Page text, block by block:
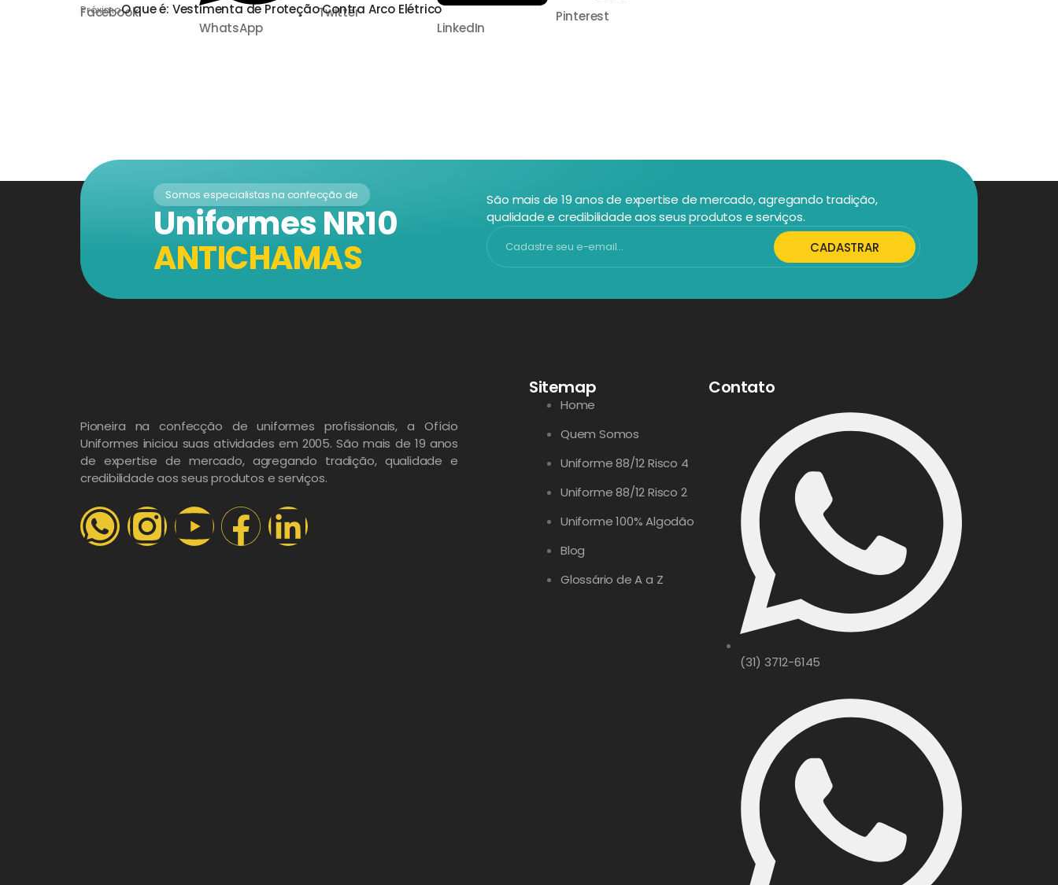
Facebook
WhatsApp
Twitter
LinkedIn
Pinterest
PróximoO que é: Vestimenta de Proteção Contra Arco Elétrico
Somos especialistas na confecção de
Uniformes NR10
ANTICHAMAS
São mais de 19 anos de expertise de mercado, agregando tradição,
qualidade e credibilidade aos seus produtos e serviços.
CADASTRAR
Pioneira na confecção de uniformes profissionais, a Ofício
Uniformes iniciou suas atividades em 2005. São mais de 19 anos
de expertise de mercado, agregando tradição, qualidade e
credibilidade aos seus produtos e serviços.
Sitemap
Home
Quem Somos
Uniforme 88/12 Risco 4
Uniforme 88/12 Risco 2
Uniforme 100% Algodão
Blog
Glossário de A a Z
Contato
(31) 3712-6145